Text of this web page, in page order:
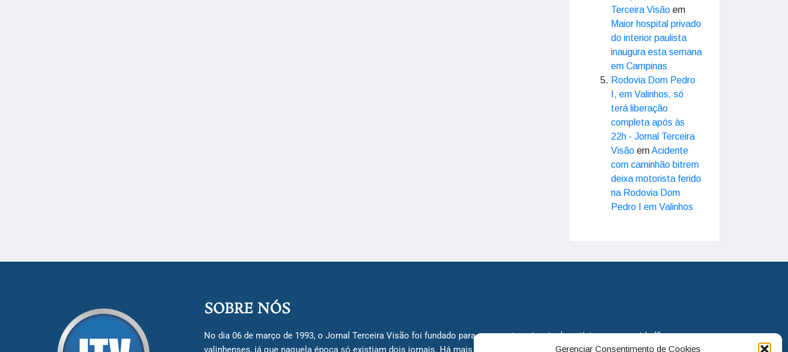
Gerenciar Consentimento de Cookies
Terceira Visão em
Maior hospital privado
do interior paulista
inaugura esta semana
em Campinas
Rodovia Dom Pedro
I, em Valinhos, só
terá liberação
completa após às
22h - Jornal Terceira
Visão emAcidente
com caminhão bitrem
deixa motorista ferido
na Rodovia Dom
Pedro I em Valinhos
SOBRE NÓS
No dia 06 de março de 1993, o Jornal Terceira Visão foi fundado para ser uma terceira via de notícias para os cidadãos
valinhenses, já que naquela época só existiam dois jornais. Há mais de 30 anos, o jornal continua assumindo o papel